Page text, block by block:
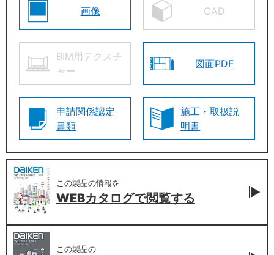
画像 CAD
BIM用テクスチ
ャー
図面PDF
申請関係認定
書類
施工・取扱説
明書
この製品の情報を
WEBカタログで閲覧する
この製品の